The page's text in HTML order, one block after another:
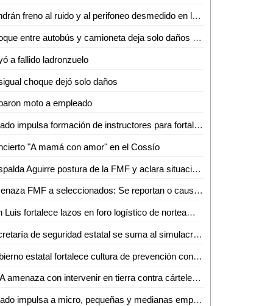
Pondrán freno al ruido y al perifoneo desmedido en la zona centro de Ciudad Valles
Choque entre autobús y camioneta deja solo daños materiales
a fallido ladronzuelo
choque dejó solo daños
moto a empleado
Estado impulsa formación de instructores para fortalecer el capital humano
"A mamá con amor" en el Cossío
Respalda Aguirre postura de la FMF y aclara situación de seleccionados
Amenaza FMF a seleccionados: Se reportan o causan baja de la Selección
San Luis fortalece lazos en foro logístico de norteamérica
Secretaría de seguridad estatal se suma al simulacro nacional 2026
Gobierno estatal fortalece cultura de prevención con amplia participación en simulacro nacional 2026
EUA amenaza con intervenir en tierra contra cárteles mexicanos
Estado impulsa a micro, pequeñas y medianas empresas con más de 7.8 mdp en financiamientos